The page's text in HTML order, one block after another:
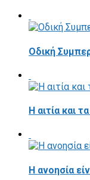
Οδική
Η αιτία και
Η ανοησία